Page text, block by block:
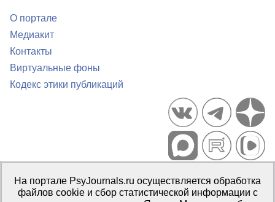
О портале
Медиакит
Контакты
Виртуальные фоны
Кодекс этики публикаций
Портал психологических изданий PsyJournals.ru, 2007–2026
Правила использования материалов
На портале PsyJournals.ru осуществляется обработка
файлов cookie и сбор статистической информации с